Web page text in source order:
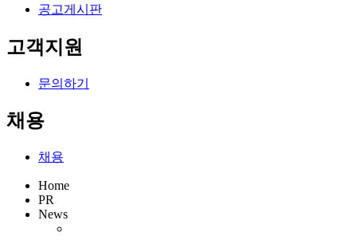
공고게시판
고객지원
문의하기
채용
채용
Home
PR
News